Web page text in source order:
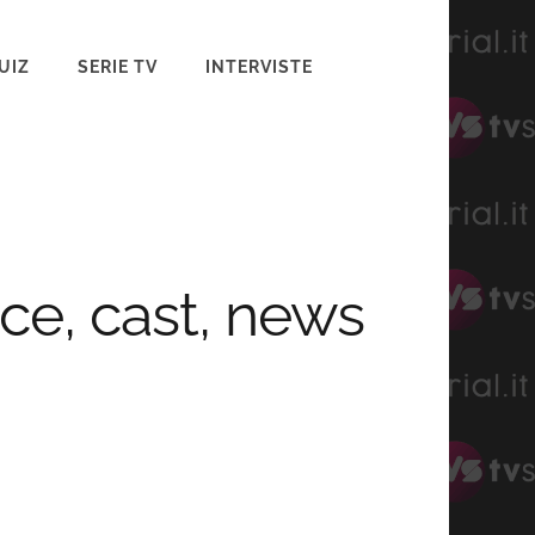
SERIE TV INTERVISTE
cast, news